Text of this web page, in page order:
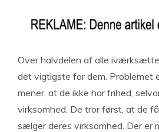
Over halvdelen af alle
det vigtigste for dem. Problemet
mener, at de ikke har frihed,
virksomhed. De tror først, at de
sælger deres virksomhed. Der er